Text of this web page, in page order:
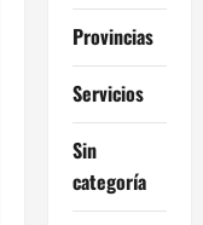
Provincias
Servicios
Sin
categoría